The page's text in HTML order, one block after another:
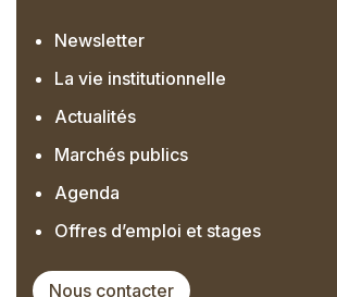
Newsletter
La vie institutionnelle
Actualités
Marchés publics
Agenda
Offres d’emploi et stages
Nous contacter